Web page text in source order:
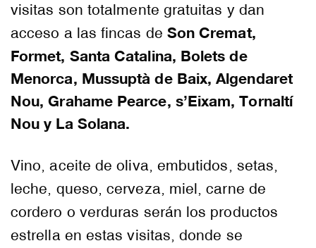
visitas son totalmente gratuitas y dan
acceso a las fincas de Son Cremat,
Formet, Santa Catalina, Bolets de
Menorca, Mussuptà de Baix, Algendaret
Nou, Grahame Pearce, s’Eixam, Tornaltí
Nou y La Solana.
Vino, aceite de oliva, embutidos, setas,
leche, queso, cerveza, miel, carne de
cordero o verduras serán los productos
estrella en estas visitas, donde se